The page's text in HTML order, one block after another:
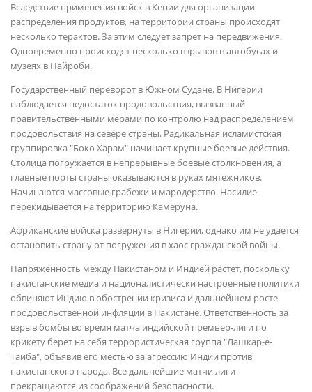
Вследствие применения войск в Кении для организации
распределения продуктов, на территории страны происходят
несколько терактов. За этим следует запрет на передвижения.
Одновременно происходят несколько взрывов в автобусах и
музеях в Найроби.
Государственный переворот в Южном Судане. В Нигерии
наблюдается недостаток продовольствия, вызванный
правительственными мерами по контролю над распределением
продовольствия на севере страны. Радикальная исламистская
группировка "Боко Харам" начинает крупные боевые действия.
Столица погружается в непрерывные боевые столкновения, а
главные порты страны оказываются в руках мятежников.
Начинаются массовые грабежи и мародерство. Насилие
перекидывается на территорию Камеруна.
Африканские войска развернуты в Нигерии, однако им не удается
остановить страну от погружения в хаос гражданской войны.
Напряженность между Пакистаном и Индией растет, поскольку
пакистанские медиа и националистически настроенные политики
обвиняют Индию в обострении кризиса и дальнейшем росте
продовольственной инфляции в Пакистане. Ответственность за
взрыв бомбы во время матча индийской премьер-лиги по
крикету берет на себя террористическая группа "Лашкар-е-
Таиба", объявив его местью за агрессию Индии против
пакистанского народа. Все дальнейшие матчи лиги
прекращаются из соображений безопасности.